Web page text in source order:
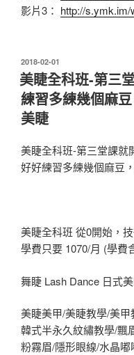
影片3： http://s.ymk.im/
發
佈
於
2018-02-01
美睫全科班-第三
練習多練幾個麻
美睫
美睫全科班-第三堂課就
好好練習多練幾個麻豆
美睫全科班 從0開始，
學費只要 1070/月 (學費
舞睫 Lash Dance 日式
美睫美甲/美睫教學/美甲
韓式半永久紋繡教學/飄
粉霧眉/隱形眼線/水晶嘟